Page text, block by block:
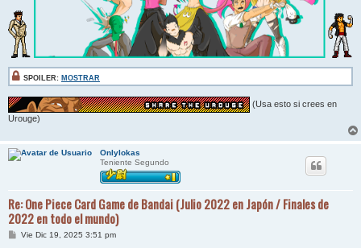
SPOILER: MOSTRAR
(Usa esto si crees en
Urouge)
Onlylokas
Teniente Segundo
Re: One Piece Card Game de Bandai (Julio 2022 en Japón / Finales de
2022 en todo el mundo)
MVie Dic 19, 2025 3:51 pm